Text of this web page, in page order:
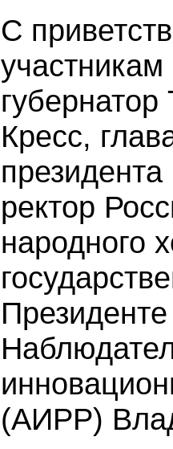
С
Кресс,
ректор
народного
(АИРР)